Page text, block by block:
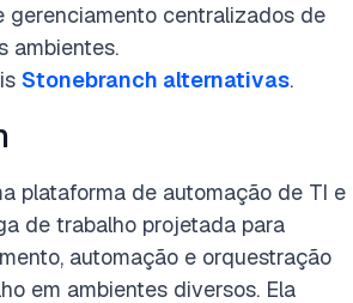
gerenciamento centralizados de
ambientes.
Stonebranch alternativas.
plataforma de automação de TI e
de trabalho projetada para
automação e orquestração
em ambientes diversos. Ela